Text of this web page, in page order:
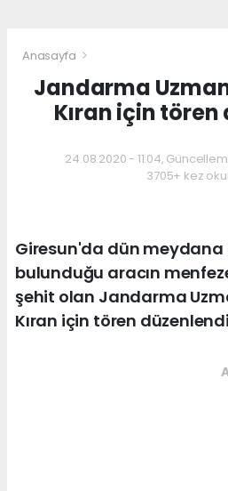
Anasayfa
Jandarma
Kıran için
24.08.2020 - 11:04,
3705+ kez
Giresun'da dün meydana
bulunduğu aracın
şehit olan Jandarma
Kıran için tören